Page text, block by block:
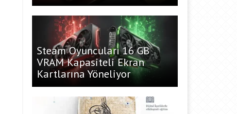
Steam Oyuncuları 16 GB
VRAM Kapasiteli Ekran
Kartlarına Yöneliyor